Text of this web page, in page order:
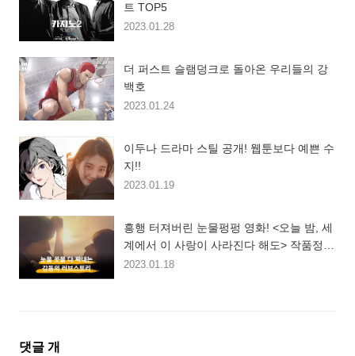
트 TOP5
2023.01.28
더 퍼스트 슬램덩크로 돌아온 우리들의 강
백호
2023.01.24
이두나 드라마 스틸 공개! 웹툰보다 예쁜 수
지!!
2023.01.19
흥행 터져버린 눈물펑펑 영화! <오늘 밤, 세
계에서 이 사랑이 사라진다 해도> 작품정
2023.01.18
댓
댓글 개